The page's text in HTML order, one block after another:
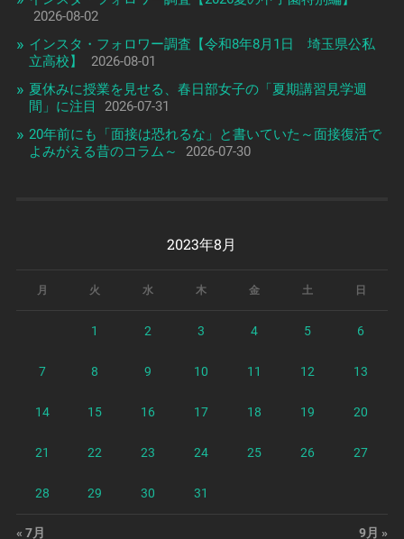
2026-08-02
インスタ・フォロワー調査【令和8年8月1日 埼玉県公私
立高校】
2026-08-01
夏休みに授業を見せる、春日部女子の「夏期講習見学週
間」に注目
2026-07-31
20年前にも「面接は恐れるな」と書いていた～面接復活で
よみがえる昔のコラム～
2026-07-30
2023年8月
月 火 水 木 金 土 日
1 2 3 4 5 6
7 8 9 10 11 12 13
14 15 16 17 18 19 20
21 22 23 24 25 26 27
28 29 30 31
« 7月 9月 »